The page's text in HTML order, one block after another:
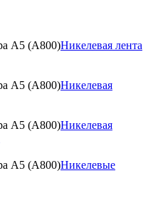
Никелевая лента
Никелевая
Никелевая
Никелевые